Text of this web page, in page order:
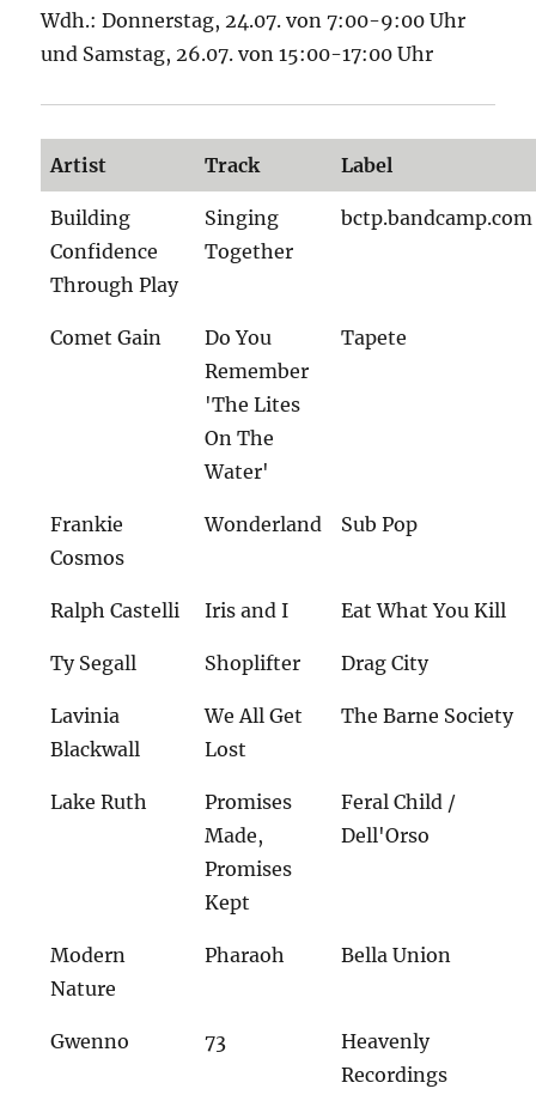
Wdh.: Donnerstag, 24.07. von 7:00-9:00 Uhr
und Samstag, 26.07. von 15:00-17:00 Uhr
Artist Track Label
Building
Confidence
Through Play
Singing
Together
bctp.bandcamp.com
Comet Gain
Do You
Remember
'The Lites
On The
Water'
Tapete
Frankie
Cosmos
Wonderland Sub Pop
Ralph Castelli Iris and I Eat What You Kill
Ty Segall Shoplifter Drag City
Lavinia
Blackwall
We All Get
Lost
The Barne Society
Lake Ruth
Promises
Made,
Promises
Kept
Feral Child /
Dell'Orso
Modern
Nature
Pharaoh Bella Union
Gwenno 73
Heavenly
Recordings